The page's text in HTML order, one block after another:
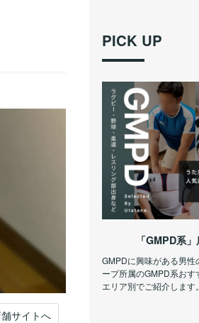
舗サイトへ
PICK UP
「GMPD系
GMPDに興味がある男
ープ所属のGMPD系お
エリア別でご紹介します。